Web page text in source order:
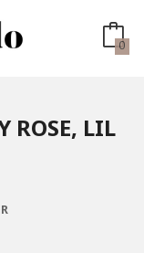
0
ROSE, LIL